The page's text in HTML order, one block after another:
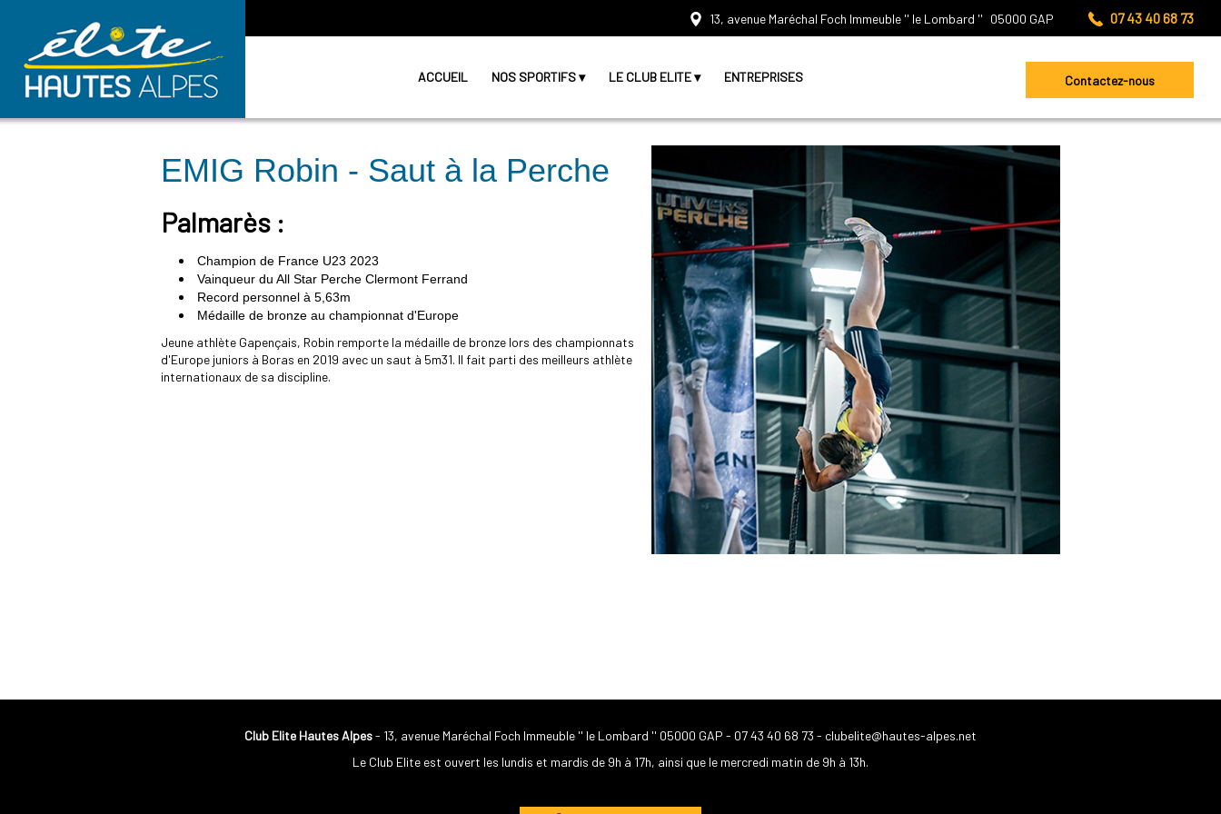
Contactez-nous
13, avenue Maréchal Foch Immeuble '' le Lombard '' 05000 GAP 07 43 40 68 73
ACCUEIL NOS SPORTIFS LE CLUB ELITE ENTREPRISES
EMIG Robin - Saut à la Perche
Palmarès :
Champion de France U23 2023
Vainqueur du All Star Perche Clermont Ferrand
Record personnel à 5,63m
Médaille de bronze au championnat d'Europe
Jeune athlète Gapençais, Robin remporte la médaille de bronze lors des championnats
d'Europe juniors à Boras en 2019 avec un saut à 5m31. Il fait parti des meilleurs athlète
internationaux de sa discipline.
Club Elite Hautes Alpes- 13, avenue Maréchal Foch Immeuble '' le Lombard '' 05000 GAP - 07 43 40 68 73 - clubelite@hautes-alpes.net
Le Club Elite est ouvert les lundis et mardis de 9h à 17h, ainsi que le mercredi matin de 9h à 13h.